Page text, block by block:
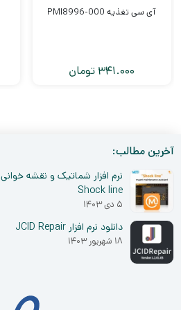
آی سی تغذیه PMI8996-000
341.000 تومان
آخرین مطالب:
Shock line
۵ دی ۱۴۰۳
دانلود نرم افزار JCID Repair
۱۸ شهریور ۱۴۰۳